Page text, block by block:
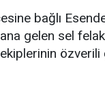
bağlı
gelen sel
özverili